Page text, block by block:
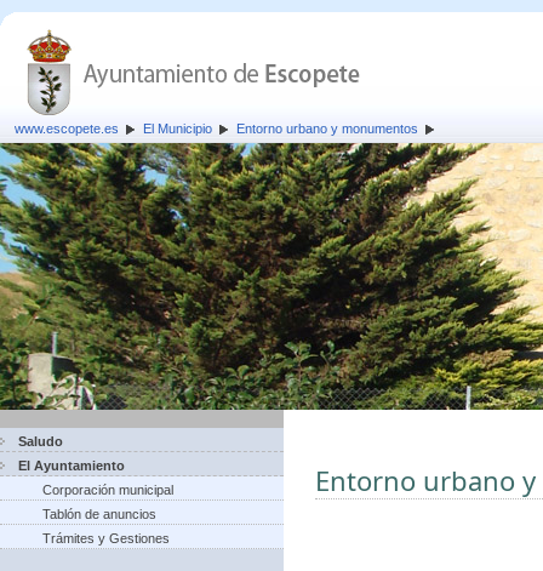
www.escopete.es El Municipio Entorno urbano y monumentos
Saludo
El Ayuntamiento
Corporación municipal
Tablón de anuncios
Trámites y Gestiones
Entorno urbano